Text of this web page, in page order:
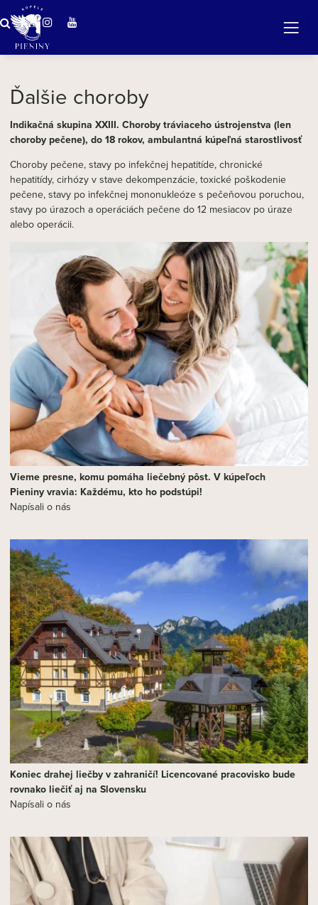
Zázračná voda v Pieninách
Ďalšie choroby
Indikačná skupina XXIII. Choroby tráviaceho ústrojenstva (len
choroby pečene), do 18 rokov, ambulantná kúpeľná starostlivosť
Choroby pečene, stavy po infekčnej hepatitíde, chronické
hepatitídy, cirhózy v stave dekompenzácie, toxické poškodenie
pečene, stavy po infekčnej mononukleóze s pečeňovou poruchou,
stavy po úrazoch a operáciách pečene do 12 mesiacov po úraze
alebo operácii.
Vieme presne, komu pomáha liečebný pôst. V kúpeľoch
Pieniny vravia: Každému, kto ho podstúpi!
Napísali o nás
Koniec drahej liečby v zahraničí! Licencované pracovisko bude
rovnako liečiť aj na Slovensku
Napísali o nás